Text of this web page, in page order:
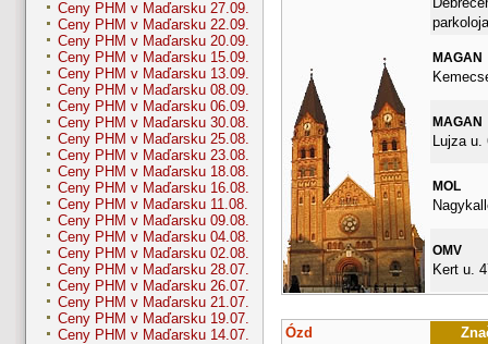
Ceny PHM v Maďarsku 27.09.
Ceny PHM v Maďarsku 22.09.
Ceny PHM v Maďarsku 20.09.
Ceny PHM v Maďarsku 15.09.
Ceny PHM v Maďarsku 13.09.
Ceny PHM v Maďarsku 08.09.
Ceny PHM v Maďarsku 06.09.
Ceny PHM v Maďarsku 30.08.
Ceny PHM v Maďarsku 25.08.
Ceny PHM v Maďarsku 23.08.
Ceny PHM v Maďarsku 18.08.
Ceny PHM v Maďarsku 16.08.
Ceny PHM v Maďarsku 11.08.
Ceny PHM v Maďarsku 09.08.
Ceny PHM v Maďarsku 04.08.
Ceny PHM v Maďarsku 02.08.
Ceny PHM v Maďarsku 28.07.
Ceny PHM v Maďarsku 26.07.
Ceny PHM v Maďarsku 21.07.
Ceny PHM v Maďarsku 19.07.
Ceny PHM v Maďarsku 14.07.
MAGAN
MAGAN
Lujza u.
MOL
OMV
Kert u.
Ózd